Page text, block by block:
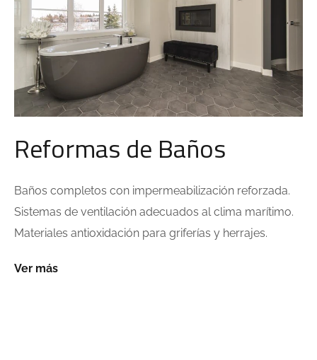
Reformas de Baños
Baños completos con impermeabilización reforzada.
Sistemas de ventilación adecuados al clima marítimo.
Materiales antioxidación para griferías y herrajes.
Ver más